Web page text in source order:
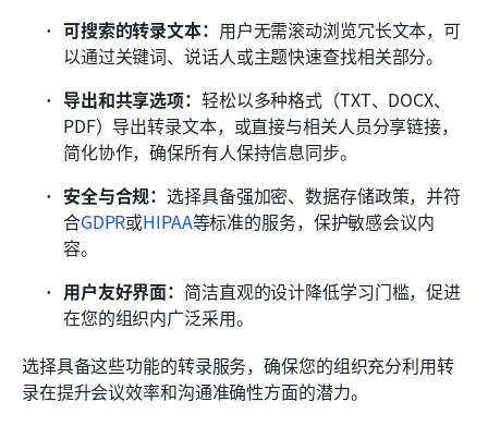
可搜索的转录文本： 用户无需滚动浏览冗长文本，可
以通过关键词、说话人或主题快速查找相关部分。
导出和共享选项： 轻松以多种格式（TXT、DOCX、
PDF）导出转录文本，或直接与相关人员分享链接，
简化协作，确保所有人保持信息同步。
安全与合规： 选择具备强加密、数据存储政策，并符
合GDPR或HIPAA等标准的服务，保护敏感会议内
容。
用户友好界面： 简洁直观的设计降低学习门槛，促进
在您的组织内广泛采用。
选择具备这些功能的转录服务，确保您的组织充分利用转
录在提升会议效率和沟通准确性方面的潜力。